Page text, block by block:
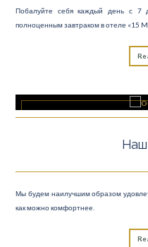
Побалуйте себя каждый день с 7
полноценным завтраком в отеле «15
Наш
Мы будем наилучшим образом
как можно комфортнее.